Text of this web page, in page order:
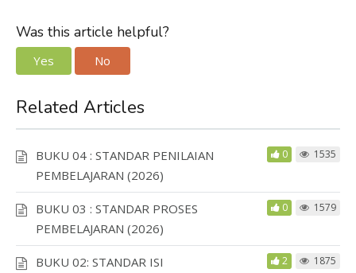
Was this article helpful?
Yes No
Related Articles
BUKU 04 : STANDAR PENILAIAN
PEMBELAJARAN (2026)
0 1535
BUKU 03 : STANDAR PROSES
PEMBELAJARAN (2026)
0 1579
BUKU 02: STANDAR ISI
2 1875